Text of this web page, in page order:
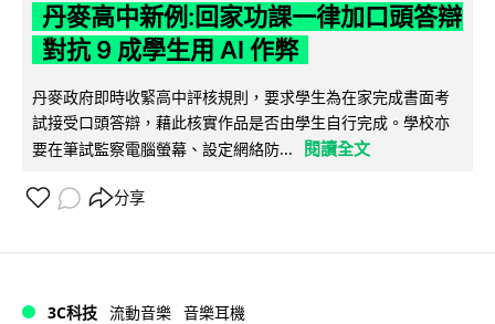
丹麥高中新例:回家功課一律加口頭答辯
對抗 9 成學生用 AI 作弊
丹麥政府即時收緊高中評核規則，要求學生為在家完成書面考
試接受口頭答辯，藉此核實作品是否由學生自行完成。學校亦
要在筆試監察電腦螢幕、設定網絡防...
閱讀全文
分享
3C科技 流動音樂 音樂耳機